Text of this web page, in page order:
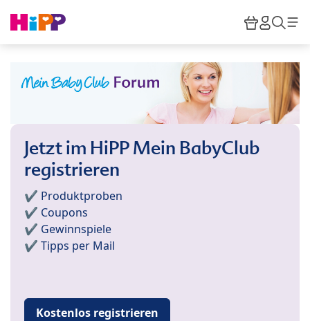
HiPP
Jetzt im HiPP Mein BabyClub
registrieren
✔️ Produktproben
✔️ Coupons
✔️ Gewinnspiele
✔️ Tipps per Mail
Kostenlos registrieren